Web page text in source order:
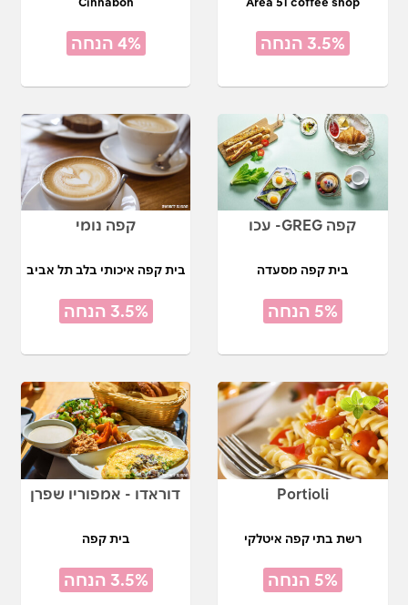
3.5% הנחה 4% הנחה
קפה GREG- עכו
בית קפה מסעדה
5% הנחה
קפה נומי
בית קפה איכותי בלב תל אביב
3.5% הנחה
Portioli
רשת בתי קפה איטלקי
5% הנחה
דוראדו - אמפוריו שפרן
בית קפה
3.5% הנחה